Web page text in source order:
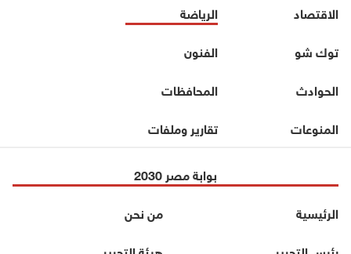
الاقتصاد
الرياضة
توك شو
الفنون
الحوادث
المحافظات
المنوعات
تقارير وملفات
بوابة مصر 2030
الرئيسية
من نحن